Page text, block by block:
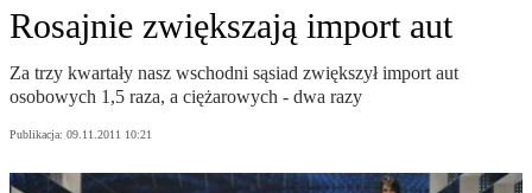
Rosajnie zwiększają import aut
Za trzy kwartały nasz wschodni sąsiad zwiększył import aut
osobowych 1,5 raza, a ciężarowych - dwa razy
Publikacja: 09.11.2011 10:21